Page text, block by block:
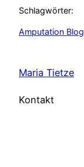
Schlagwörter:
Amputation Blog
Maria Tietze
Kontakt